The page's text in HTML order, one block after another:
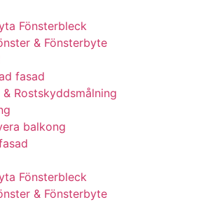
Fönsterbleck
& Fönsterbyte
fasad
Rostskyddsmålning
balkong
Fönsterbleck
& Fönsterbyte